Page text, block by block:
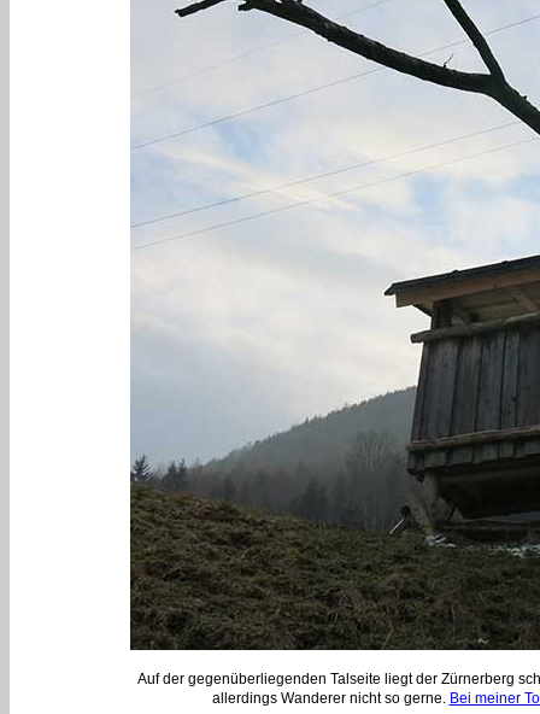
Auf der gegenüberliegenden Talseite liegt der Zürnerberg
allerdings Wanderer nicht so gerne. Bei meiner